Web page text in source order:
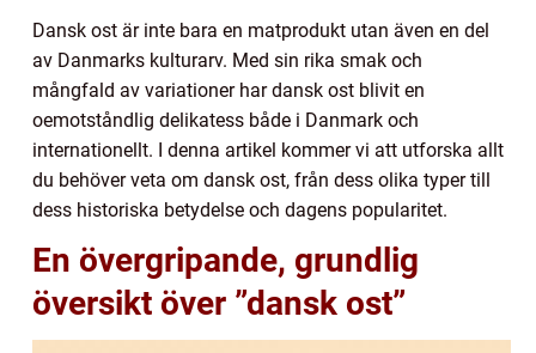
Dansk ost är inte bara en matprodukt utan även en del
av Danmarks kulturarv. Med sin rika smak och
mångfald av variationer har dansk ost blivit en
oemotståndlig delikatess både i Danmark och
internationellt. I denna artikel kommer vi att utforska allt
du behöver veta om dansk ost, från dess olika typer till
dess historiska betydelse och dagens popularitet.
En övergripande, grundlig
översikt över ”dansk ost”